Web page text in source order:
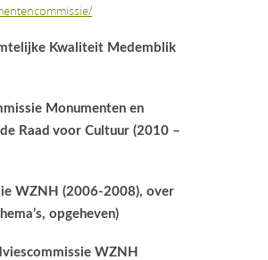
Kwaliteit Medemblik
Monumenten en
Raad voor Cultuur (2010 –
WZNH (2006-2008), over
opgeheven)
WZNH